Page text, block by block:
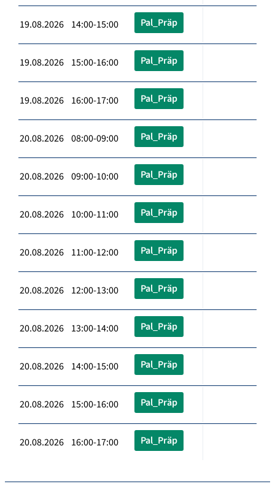
19.08.2026 14:00-15:00 Pal_Präp
19.08.2026 15:00-16:00 Pal_Präp
19.08.2026 16:00-17:00 Pal_Präp
20.08.2026 08:00-09:00 Pal_Präp
20.08.2026 09:00-10:00 Pal_Präp
20.08.2026 10:00-11:00 Pal_Präp
20.08.2026 11:00-12:00 Pal_Präp
20.08.2026 12:00-13:00 Pal_Präp
20.08.2026 13:00-14:00 Pal_Präp
20.08.2026 14:00-15:00 Pal_Präp
20.08.2026 15:00-16:00 Pal_Präp
20.08.2026 16:00-17:00 Pal_Präp